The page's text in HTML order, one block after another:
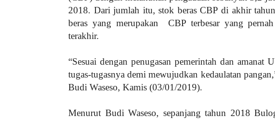
2018. Dari jumlah itu, stok beras CBP di akhir
beras yang merupakan
CBP terbesar yang
terakhir.
“Sesuai dengan penugasan pemerintah dan
tugas-tugasnya demi mewujudkan kedaulatan
Budi Waseso, Kamis (03/01/2019).
Menurut Budi Waseso, sepanjang tahun 2018